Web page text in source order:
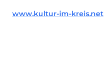
www.kultur-im-kreis.net